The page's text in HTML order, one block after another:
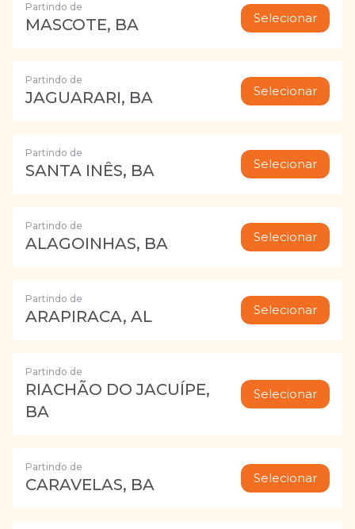
Partindo de
MASCOTE, BA Selecionar
Partindo de
JAGUARARI, BA Selecionar
Partindo de
SANTA INÊS, BA Selecionar
Partindo de
ALAGOINHAS, BA Selecionar
Partindo de
ARAPIRACA, AL Selecionar
Partindo de
RIACHÃO DO JACUÍPE,
BA
Selecionar
Partindo de
CARAVELAS, BA Selecionar